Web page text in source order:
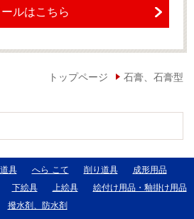
ールはこちら
トップページ 石膏、石膏型
具 へら こて 削り道具
成形用品
下絵具 上絵具
絵付け用品・釉掛け用品
撥水剤、防水剤